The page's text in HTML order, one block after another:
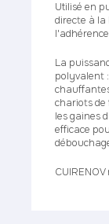
Utilisé en
directe à la
La
polyvalent
chariots de
les gaines
efficace